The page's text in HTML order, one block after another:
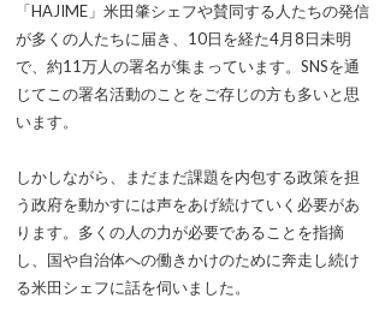
「HAJIME」米田肇シェフや賛同する人たちの発信
が多くの人たちに届き、10日を経た4月8日未明
で、約11万人の署名が集まっています。SNSを通
じてこの署名活動のことをご存じの方も多いと思
います。
しかしながら、まだまだ課題を内包する政策を担
う政府を動かすには声をあげ続けていく必要があ
ります。多くの人の力が必要であることを指摘
し、国や自治体への働きかけのために奔走し続け
る米田シェフに話を伺いました。